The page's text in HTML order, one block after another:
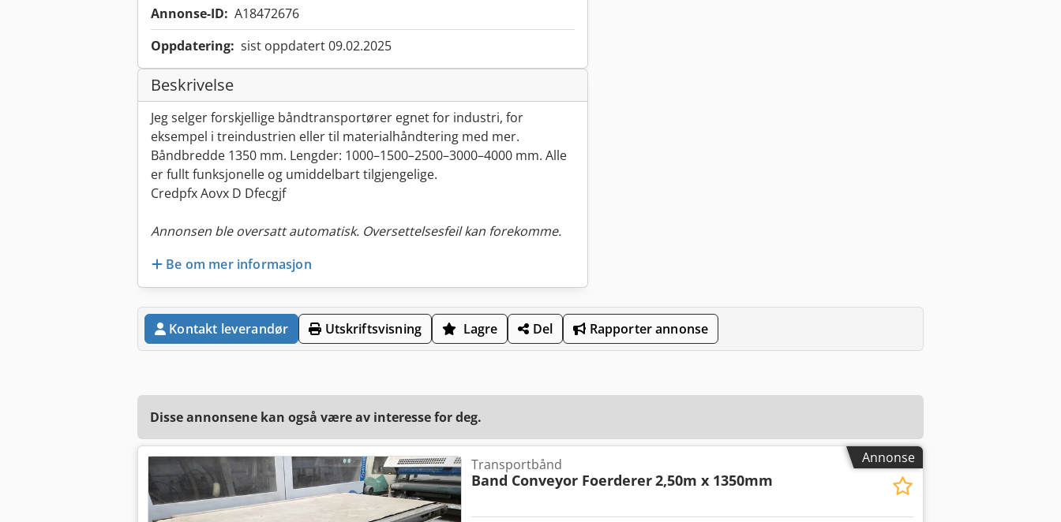
Annonse-ID: A18472676
Oppdatering: sist oppdatert 09.02.2025
Beskrivelse
Jeg selger forskjellige båndtransportører egnet for industri, for
eksempel i treindustrien eller til materialhåndtering med mer.
Båndbredde 1350 mm. Lengder: 1000–1500–2500–3000–4000 mm. Alle
er fullt funksjonelle og umiddelbart tilgjengelige.
Credpfx Aovx D Dfecgjf
Annonsen ble oversatt automatisk. Oversettelsesfeil kan forekomme.
Be om mer informasjon
Kontakt leverandør Utskriftsvisning Lagre Del Rapporter annonse
Disse annonsene kan også være av interesse for deg.
Annonse
Transportbånd
Band Conveyor Foerderer2,50m x 1350mm